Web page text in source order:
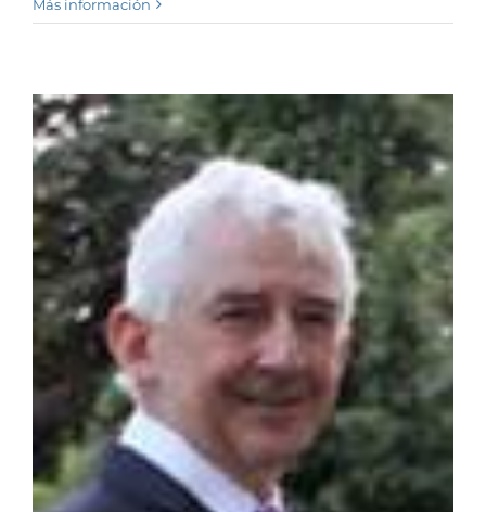
Más información